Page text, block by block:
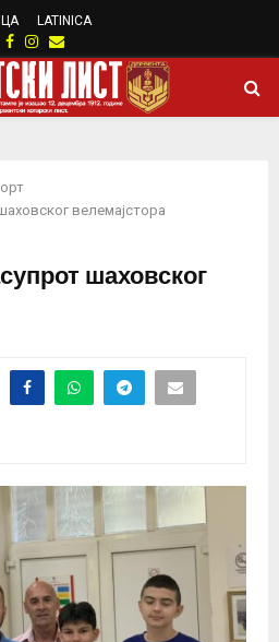
LATINICA
Facebook
Instagram
Email
велемајстора
шаховског